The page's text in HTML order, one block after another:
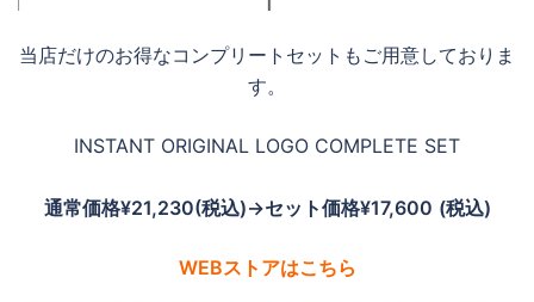
当店だけのお得なコンプリートセットもご用意しておりま
す。
INSTANT ORIGINAL LOGO COMPLETE SET
通常価格¥21,230(税込)→セット価格¥17,600 (税込)
WEBストアはこちら